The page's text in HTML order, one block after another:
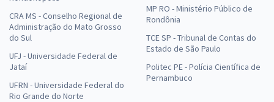
CRA MS - Conselho Regional de
Administração do Mato Grosso
do Sul
UFJ - Universidade Federal de
Jataí
UFRN - Universidade Federal do
Rio Grande do Norte
MP RO - Ministério Público de
Rondônia
TCE SP - Tribunal de Contas do
Estado de São Paulo
Politec PE - Polícia Científica de
Pernambuco